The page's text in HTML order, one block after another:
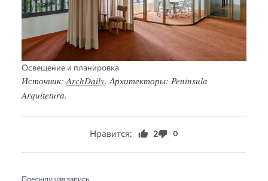
Освещение и планировка
Источник: ArchDaily. Архитекторы: Peninsula
Arquitetura.
Нравится: 2 0
Предыдущая запись